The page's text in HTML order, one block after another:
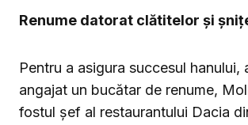
Renume datorat clătitelor și
Pentru a asigura succesul hanului,
angajat un bucătar de renume,
fostul șef al restaurantului Dacia